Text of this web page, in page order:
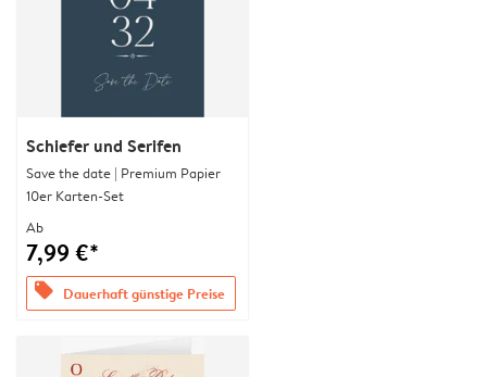
Schiefer und Serifen
Save the date | Premium Papier
10er Karten-Set
Ab
7,99 €*
offers Dauerhaft günstige Preise